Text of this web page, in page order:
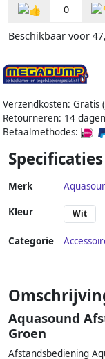
0
Beschikbaar voor
Verzendkosten: Gratis
Retourneren: 14 dagen
Betaalmethodes:
Specificaties
Merk
Kleur Wit
Categorie
Aquasound
Groen
Afstandsbediening